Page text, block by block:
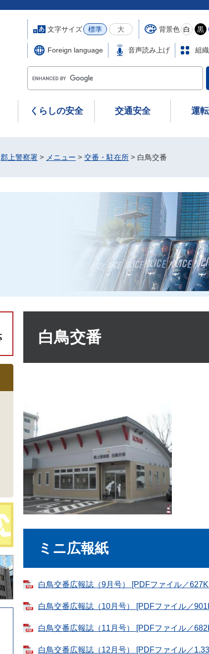
文字サイズ 標準 大 背景色 白 黒
Foreign language 音声読み上げ 組
カ
タ
索
くらしの安全 交通安全 運
郡上警察署 > メニュー > 交番・駐在所 > 白鳥交番
白鳥交番
ミニ広報紙
白鳥交番広報誌（9月号） [PDFファイル／
白鳥交番広報誌（10月号） [PDFファイル／
白鳥交番広報誌（11月号） [PDFファイル／
白鳥交番広報誌（12月号） [PDFファイル／